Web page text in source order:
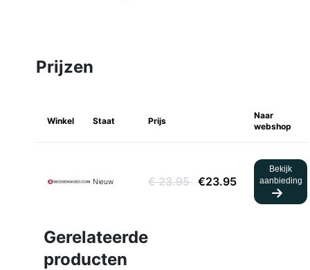
Prijzen
Winkel Staat Prijs
Naar
webshop
Nieuw € 23.95 €23.95
Bekijk
aanbieding
Gerelateerde
producten